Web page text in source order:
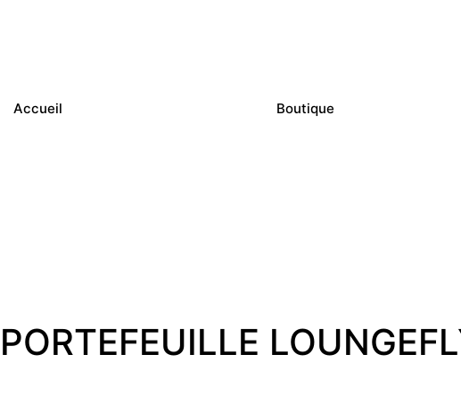
Accueil Boutique
PORTEFEUILLE